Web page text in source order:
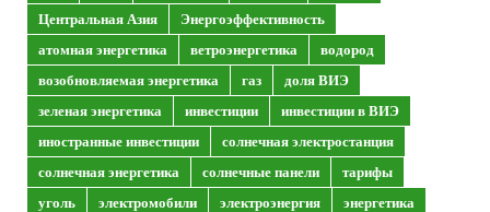
Центральная Азия
Энергоэффективность
атомная энергетика
ветроэнергетика
водород
возобновляемая энергетика
газ
доля ВИЭ
зеленая энергетика
инвестиции
инвестиции в ВИЭ
иностранные инвестиции
солнечная электростанция
солнечная энергетика
солнечные панели
тарифы
уголь
электромобили электроэнергия энергетика